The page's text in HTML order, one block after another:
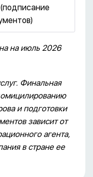
на июль 2026
Финальная
и подготовки
зависит от
агента,
в стране ее